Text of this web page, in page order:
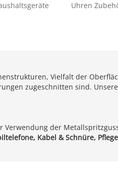
Uhren
Vielfalt der
zugeschnitten sind.
Verwendung der
Kabel & Schnüre,